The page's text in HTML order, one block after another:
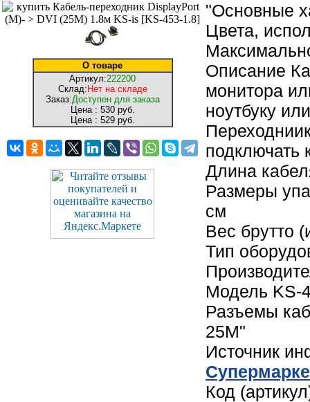
О товаре
Артикул:222200
Склад: Нет на складе
Заказ:Доступен для заказа
Цена : 530 руб.
Цена : 529 руб.
"Основные
Цвета,
Описание
монитора
ноутбуку
подключать
Длина
Размеры
см
Вес брутто
Тип
Модель KS-
Разъемы
25M"
Источник
Код